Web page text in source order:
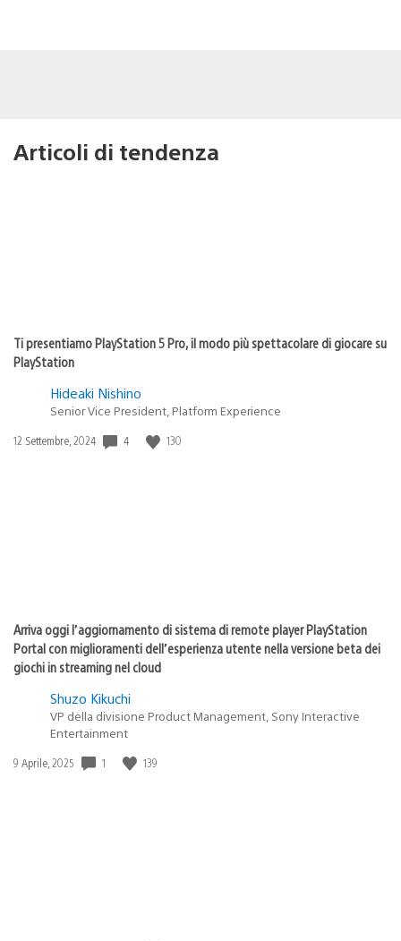
Articoli di tendenza
Ti presentiamo PlayStation 5 Pro, il modo più spettacolare di giocare su
PlayStation
Hideaki Nishino
Senior Vice President, Platform Experience
Data
12 Settembre, 2024 4 130
Arriva oggi l’aggiornamento di sistema di remote player PlayStation
Portal con miglioramenti dell’esperienza utente nella versione beta dei
giochi in streaming nel cloud
Shuzo Kikuchi
VP della divisione Product Management, Sony Interactive
Entertainment
Data
9 Aprile, 2025 1 139